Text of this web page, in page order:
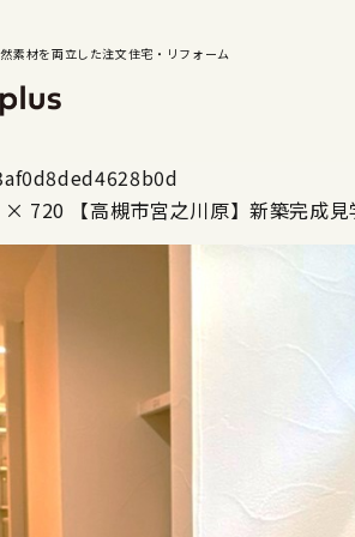
素材を両立した注文住宅・リフォーム
× 720 【高槻市宮之川原】新築完成